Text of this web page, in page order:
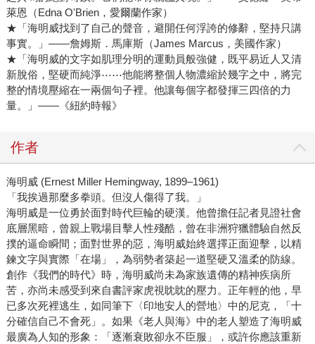
萊恩（Edna O'Brien，愛爾蘭作家）
★「海明威找到了自己的聲音，避開任何浮誇的修辭，堅持只講
事實。」――詹姆斯．馬庫斯（James Marcus，美國作家）
★「海明威的文字如肌理分明的運動員般強健，既平易近人又清
新脫俗，堅硬而純淨⋯⋯他能將整個人物濃縮於幾字之中，將完
整的情境壓縮在一兩個句子裡。他讓每個字都發揮三四倍的力
量。」――《紐約時報》
作者
海明威 (Ernest Miller Hemingway, 1899–1961)
「我挨過那麼多拳頭。但沒人傷得了我。」
海明威是一位勇於面對時代巨輪的硬漢。他曾擔任記者見證社會
底層黑暗，曾親上戰場目擊人性殘酷，曾在非洲狩獵體驗自然反
撲的逼命瞬間；面對世界的惡，海明威始終選擇正面迎擊，以精
鍊文字與實際「在場」，為弱勢者築起一道堅硬又溫柔的防線。
創作《我們的時代》時，海明威尚未為家族遺傳的精神疾病所
苦，亦尚未感受到來自書評家虎視眈眈的壓力。正年輕的他，早
已多次死裡逃生，如同筆下〈印地安人的營地〉中的尼克，「十
分確信自己不會死」。如果《老人與海》中的老人塑造了海明威
最廣為人知的形象：「逐漸衰敗卻永不臣服」，或許你應該重新